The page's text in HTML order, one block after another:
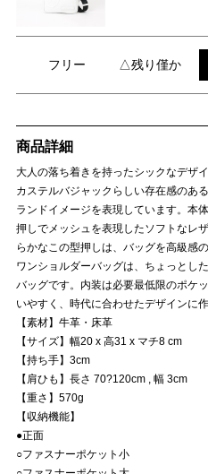
フリー △残り僅か
商品詳細
大人の落ち着きを持ったシックなデザ
カステルバジャックらしい存在感のあ
ランドイメージを表現しています。本
押しでメッシュを表現したソフトなレ
らかなこの型押しは、バッグを高級感
ワンショルダーバッグは、ちょっとし
バッグです。内装は必要最低限のポケ
いやすく、時代に合わせたデザインに
【素材】牛革・床革
【サイズ】幅20 x 高31 x マチ8 cm
【持ち手】3cm
【肩ひも】長さ 70?120cm , 幅 3cm
【重さ】570g
【収納機能】
●正面
○ファスナーポケット小